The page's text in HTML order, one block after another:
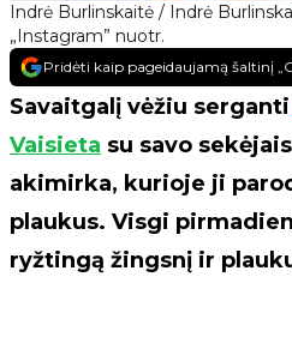
Indrė Burlinskaitė / Indrė
„Instagram” nuotr.
Pridėti kaip pageidaujamą šaltinį
Savaitgalį vėžiu serganti
Vaisieta su savo
akimirka, kurioje ji
plaukus. Visgi
ryžtingą žingsnį ir